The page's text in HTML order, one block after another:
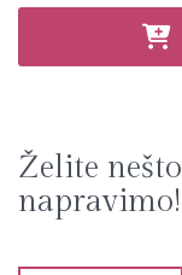
Želite
napravimo!